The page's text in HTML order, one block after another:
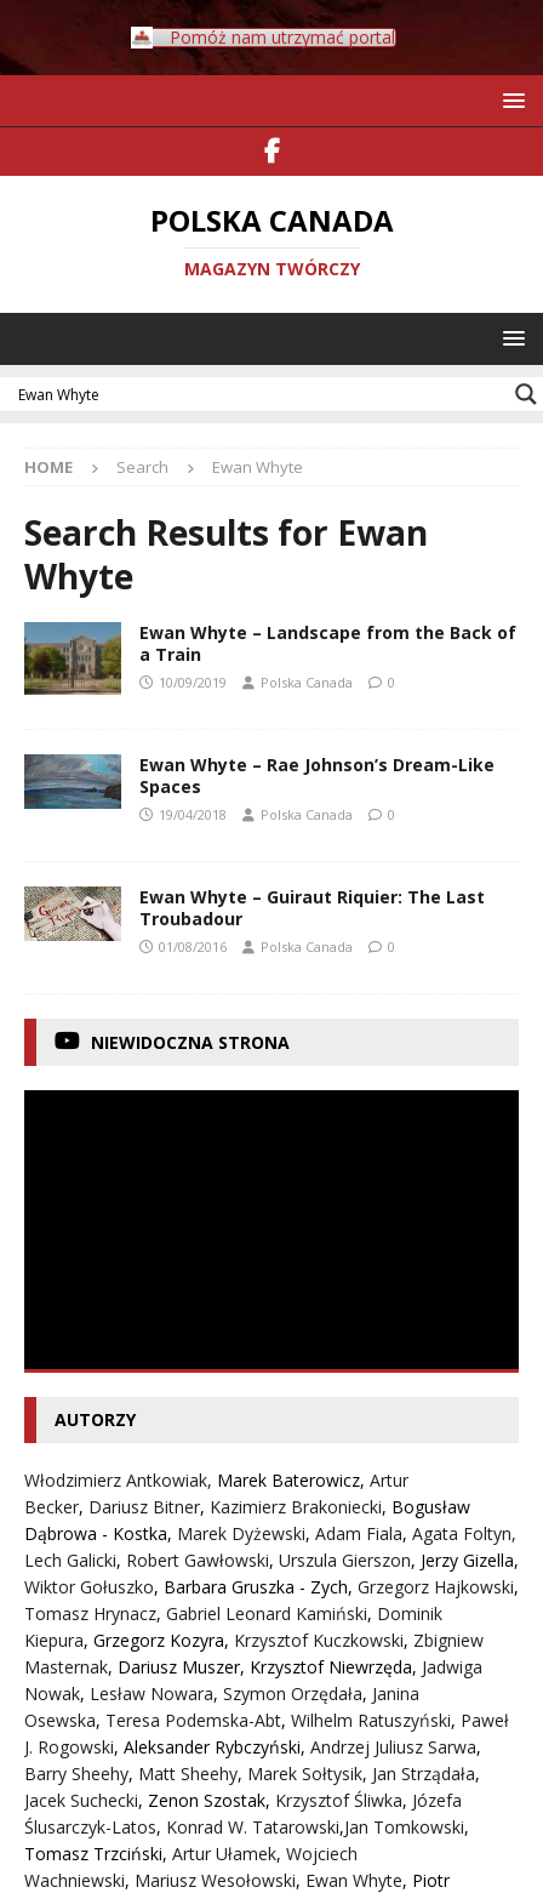
Pomóż nam utrzymać portal
POLSKA CANADA
MAGAZYN TWÓRCZY
HOME Search Ewan Whyte
Search Results for Ewan
Whyte
Ewan Whyte – Landscape from the Back of
a Train
10/09/2019 Polska Canada 0
Ewan Whyte – Rae Johnson’s Dream-Like
Spaces
19/04/2018 Polska Canada 0
Ewan Whyte – Guiraut Riquier: The Last
Troubadour
01/08/2016 Polska Canada 0
NIEWIDOCZNA STRONA
AUTORZY
Włodzimierz Antkowiak, Marek Baterowicz, Artur
Becker, Dariusz Bitner, Kazimierz Brakoniecki, Bogusław
Dąbrowa - Kostka, Marek Dyżewski, Adam Fiala, Agata Foltyn,
Lech Galicki, Robert Gawłowski, Urszula Gierszon, Jerzy Gizella,
Wiktor Gołuszko, Barbara Gruszka - Zych, Grzegorz Hajkowski,
Tomasz Hrynacz, Gabriel Leonard Kamiński, Dominik
Kiepura, Grzegorz Kozyra, Krzysztof Kuczkowski, Zbigniew
Masternak, Dariusz Muszer, Krzysztof Niewrzęda, Jadwiga
Nowak, Lesław Nowara, Szymon Orzędała, Janina
Osewska, Teresa Podemska-Abt, Wilhelm Ratuszyński, Paweł
J. Rogowski, Aleksander Rybczyński, Andrzej Juliusz Sarwa,
Barry Sheehy, Matt Sheehy, Marek Sołtysik, Jan Strządała,
Jacek Suchecki, Zenon Szostak, Krzysztof Śliwka, Józefa
Ślusarczyk-Latos, Konrad W. Tatarowski,Jan Tomkowski,
Tomasz Trzciński, Artur Ułamek, Wojciech
Wachniewski, Mariusz Wesołowski, Ewan Whyte, Piotr